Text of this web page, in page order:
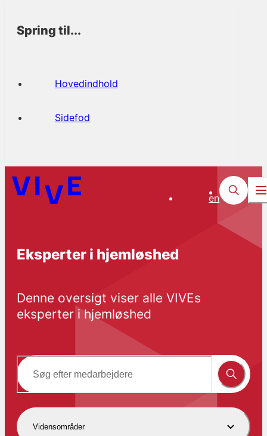
Spring til...
Hovedindhold
Sidefod
en
Eksperter i hjemløshed
Denne oversigt viser alle VIVEs
eksperter i hjemløshed
Vidensområder